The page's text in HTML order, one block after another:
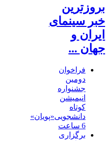
بروزترین
خبر سینمای
ایران و
جهان ...
فراخوان
دومین
جشنواره
انیمیشن
کوتاه
دانشجویی«پویان»
6 ساعت
برگزاری